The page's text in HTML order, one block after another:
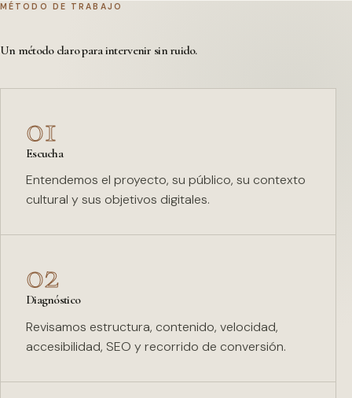
MÉTODO DE TRABAJO
Un método claro para intervenir sin ruido.
01
Escucha
Entendemos el proyecto, su público, su contexto
cultural y sus objetivos digitales.
02
Diagnóstico
Revisamos estructura, contenido, velocidad,
accesibilidad, SEO y recorrido de conversión.